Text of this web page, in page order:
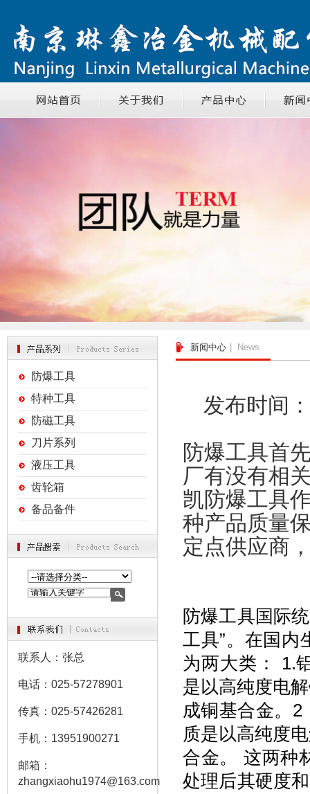
防爆工具
特种工具
防磁工具
刀片系列
液压工具
齿轮箱
备品备件
联系人：张总
电话：025-57278901
传真：025-57426281
手机：13951900271
邮箱：
zhangxiaohu1974@163.com
新闻中心 | News
发布时间
防爆工具首
厂有没有相
凯防爆工具
种产品质量
定点供应商
防爆工具国际
工具”。在国内
为两大类： 1.
是以高纯度电
成铜基合金。2
质是以高纯度
合金。 这两种
处理后其硬度